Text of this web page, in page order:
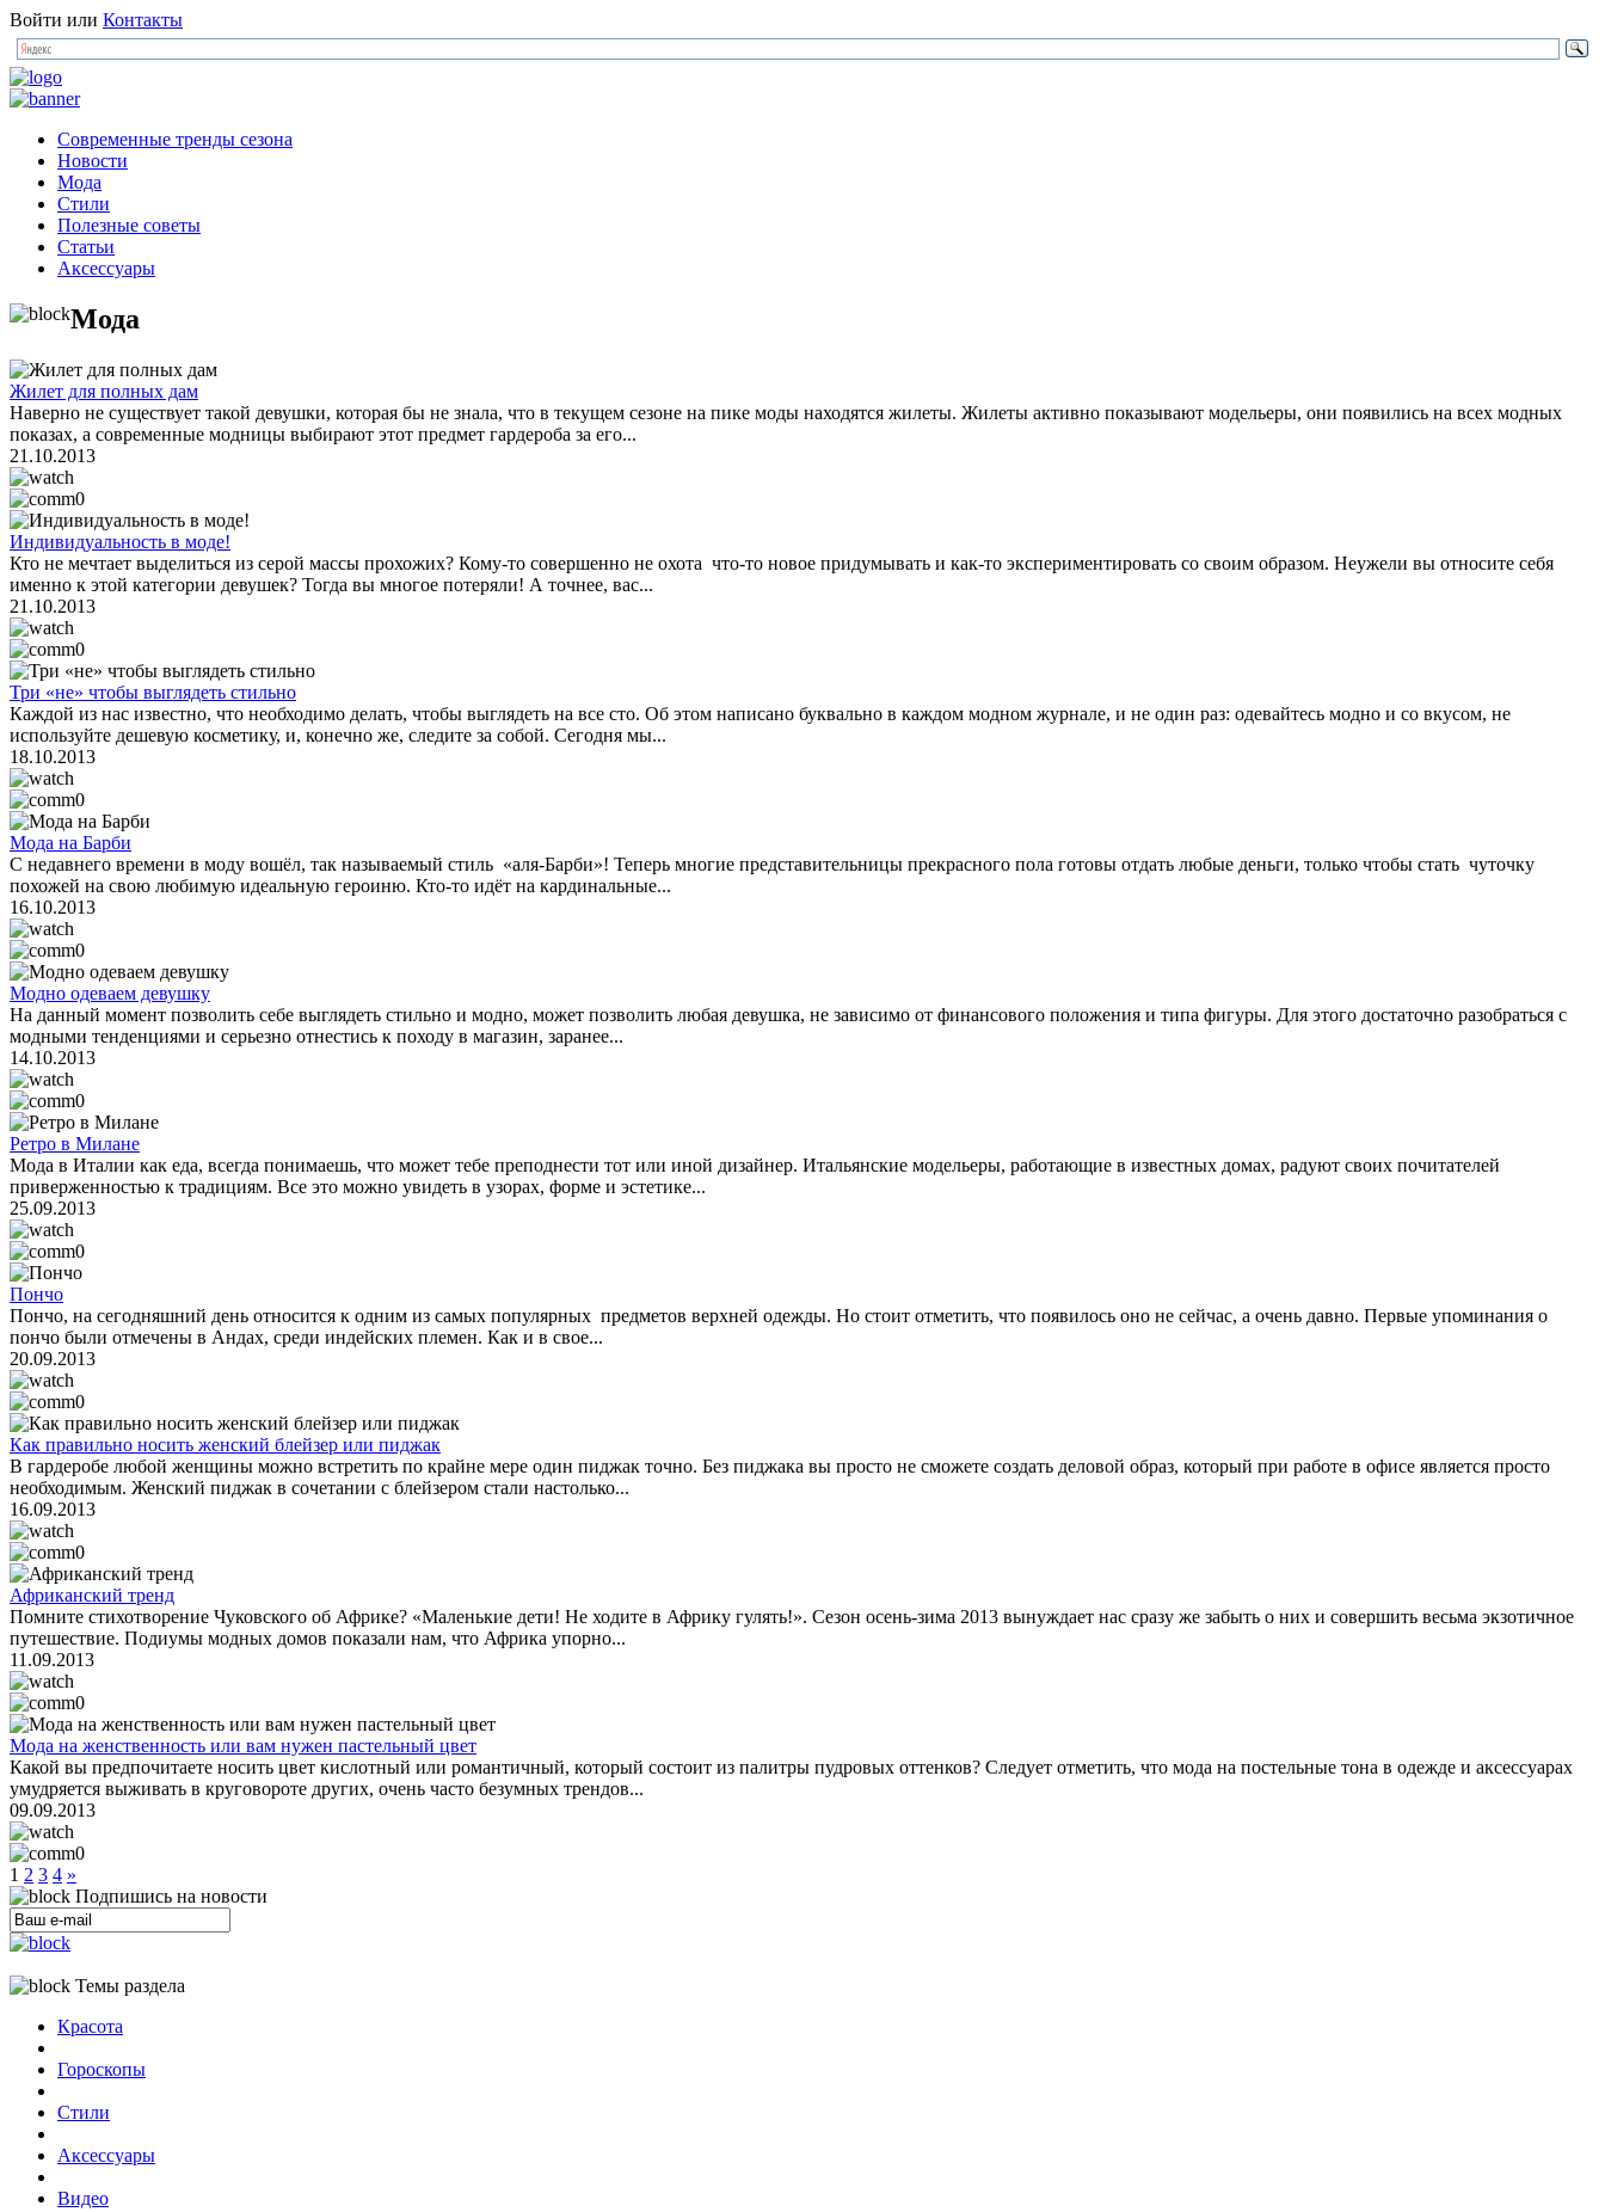
Войти или Контакты
Современные тренды сезона
Новости
Мода
Стили
Полезные советы
Статьи
Аксессуары
Мода
Жилет для полных дам
Наверно не существует такой девушки, которая бы не знала, что в текущем сезоне на пике моды находятся жилеты. Жилеты активно показывают модельеры, они появились на всех модных
показах, а современные модницы выбирают этот предмет гардероба за его...
21.10.2013
0
Индивидуальность в моде!
Кто не мечтает выделиться из серой массы прохожих? Кому-то совершенно не охота что-то новое придумывать и как-то экспериментировать со своим образом. Неужели вы относите себя
именно к этой категории девушек? Тогда вы многое потеряли! А точнее, вас...
21.10.2013
0
Три «не» чтобы выглядеть стильно
Каждой из нас известно, что необходимо делать, чтобы выглядеть на все сто. Об этом написано буквально в каждом модном журнале, и не один раз: одевайтесь модно и со вкусом, не
используйте дешевую косметику, и, конечно же, следите за собой. Сегодня мы...
18.10.2013
0
Мода на Барби
С недавнего времени в моду вошёл, так называемый стиль «аля-Барби»! Теперь многие представительницы прекрасного пола готовы отдать любые деньги, только чтобы стать чуточку
похожей на свою любимую идеальную героиню. Кто-то идёт на кардинальные...
16.10.2013
0
Модно одеваем девушку
На данный момент позволить себе выглядеть стильно и модно, может позволить любая девушка, не зависимо от финансового положения и типа фигуры. Для этого достаточно разобраться с
модными тенденциями и серьезно отнестись к походу в магазин, заранее...
14.10.2013
0
Ретро в Милане
Мода в Италии как еда, всегда понимаешь, что может тебе преподнести тот или иной дизайнер. Итальянские модельеры, работающие в известных домах, радуют своих почитателей
приверженностью к традициям. Все это можно увидеть в узорах, форме и эстетике...
25.09.2013
0
Пончо
Пончо, на сегодняшний день относится к одним из самых популярных предметов верхней одежды. Но стоит отметить, что появилось оно не сейчас, а очень давно. Первые упоминания о
пончо были отмечены в Андах, среди индейских племен. Как и в свое...
20.09.2013
0
Как правильно носить женский блейзер или пиджак
В гардеробе любой женщины можно встретить по крайне мере один пиджак точно. Без пиджака вы просто не сможете создать деловой образ, который при работе в офисе является просто
необходимым. Женский пиджак в сочетании с блейзером стали настолько...
16.09.2013
0
Африканский тренд
Помните стихотворение Чуковского об Африке? «Маленькие дети! Не ходите в Африку гулять!». Сезон осень-зима 2013 вынуждает нас сразу же забыть о них и совершить весьма экзотичное
путешествие. Подиумы модных домов показали нам, что Африка упорно...
11.09.2013
0
Мода на женственность или вам нужен пастельный цвет
Какой вы предпочитаете носить цвет кислотный или романтичный, который состоит из палитры пудровых оттенков? Следует отметить, что мода на постельные тона в одежде и аксессуарах
умудряется выживать в круговороте других, очень часто безумных трендов...
09.09.2013
0
1 2 3 4 »
Подпишись на новости
Темы раздела
Красота
Гороскопы
Стили
Аксессуары
Видео